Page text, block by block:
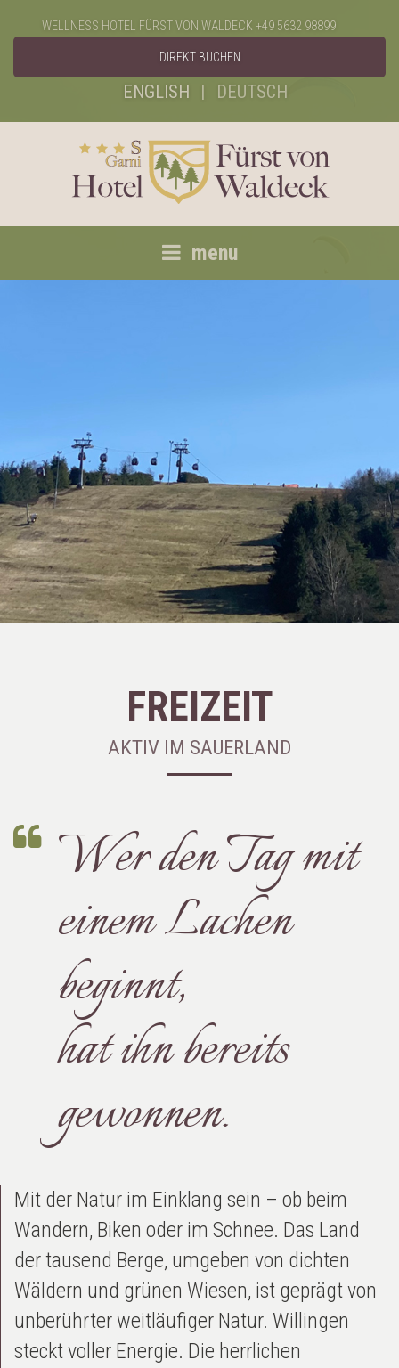
WELLNESS HOTEL FÜRST VON WALDECK +49 5632 98899
DIREKT BUCHEN
ENGLISH DEUTSCH
menu
FREIZEIT
AKTIV IM SAUERLAND
Wer den Tag mit
einem Lachen
beginnt,
hat ihn bereits
gewonnen.
Mit der Natur im Einklang sein – ob beim
Wandern, Biken oder im Schnee. Das Land
der tausend Berge, umgeben von dichten
Wäldern und grünen Wiesen, ist geprägt von
unberührter weitläufiger Natur. Willingen
steckt voller Energie. Die herrlichen